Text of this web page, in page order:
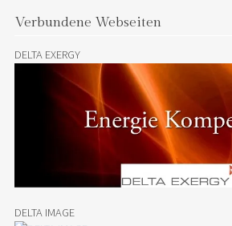
Verbundene Webseiten
DELTA EXERGY
DELTA IMAGE